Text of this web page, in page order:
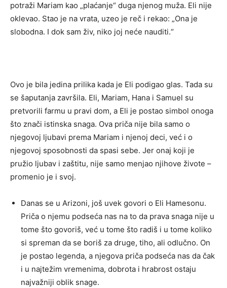
potraži Mariam kao „plaćanje“ duga njenog muža. Eli nije
oklevao. Stao je na vrata, uzeo je reč i rekao: „Ona je
slobodna. I dok sam živ, niko joj neće nauditi.“
Ovo je bila jedina prilika kada je Eli podigao glas. Tada su
se šaputanja završila. Eli, Mariam, Hana i Samuel su
pretvorili farmu u pravi dom, a Eli je postao simbol onoga
što znači istinska snaga. Ova priča nije bila samo o
njegovoj ljubavi prema Mariam i njenoj deci, već i o
njegovoj sposobnosti da spasi sebe. Jer onaj koji je
pružio ljubav i zaštitu, nije samo menjao njihove živote –
promenio je i svoj.
Danas se u Arizoni, još uvek govori o Eli Hamesonu.
Priča o njemu podseća nas na to da prava snaga nije u
tome što govoriš, već u tome što radiš i u tome koliko
si spreman da se boriš za druge, tiho, ali odlučno. On
je postao legenda, a njegova priča podseća nas da čak
i u najtežim vremenima, dobrota i hrabrost ostaju
najvažniji oblik snage.